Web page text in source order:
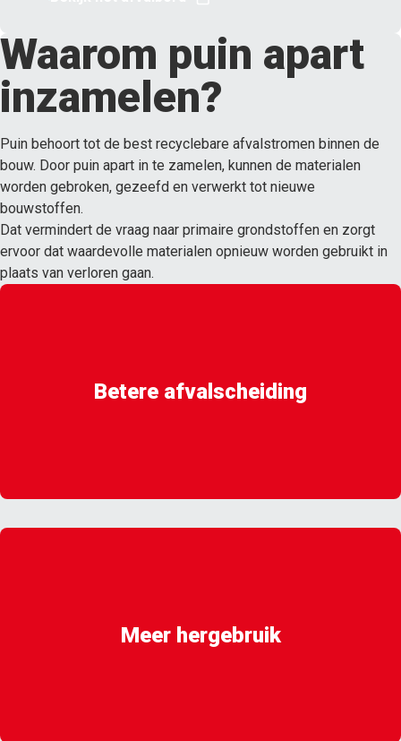
Waarom puin apart
inzamelen?
Puin behoort tot de best recyclebare afvalstromen binnen de
bouw. Door puin apart in te zamelen, kunnen de materialen
worden gebroken, gezeefd en verwerkt tot nieuwe
bouwstoffen.
Dat vermindert de vraag naar primaire grondstoffen en zorgt
ervoor dat waardevolle materialen opnieuw worden gebruikt in
plaats van verloren gaan.
Betere afvalscheiding
Meer hergebruik